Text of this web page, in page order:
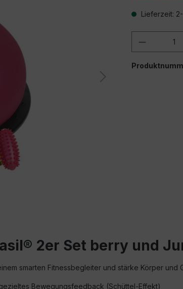
Lieferzeit:
2er Set berry und
smarten Fitnessbegleiter und stärke Körper und
Bewegungsfeedback (Schüttel-Effekt)